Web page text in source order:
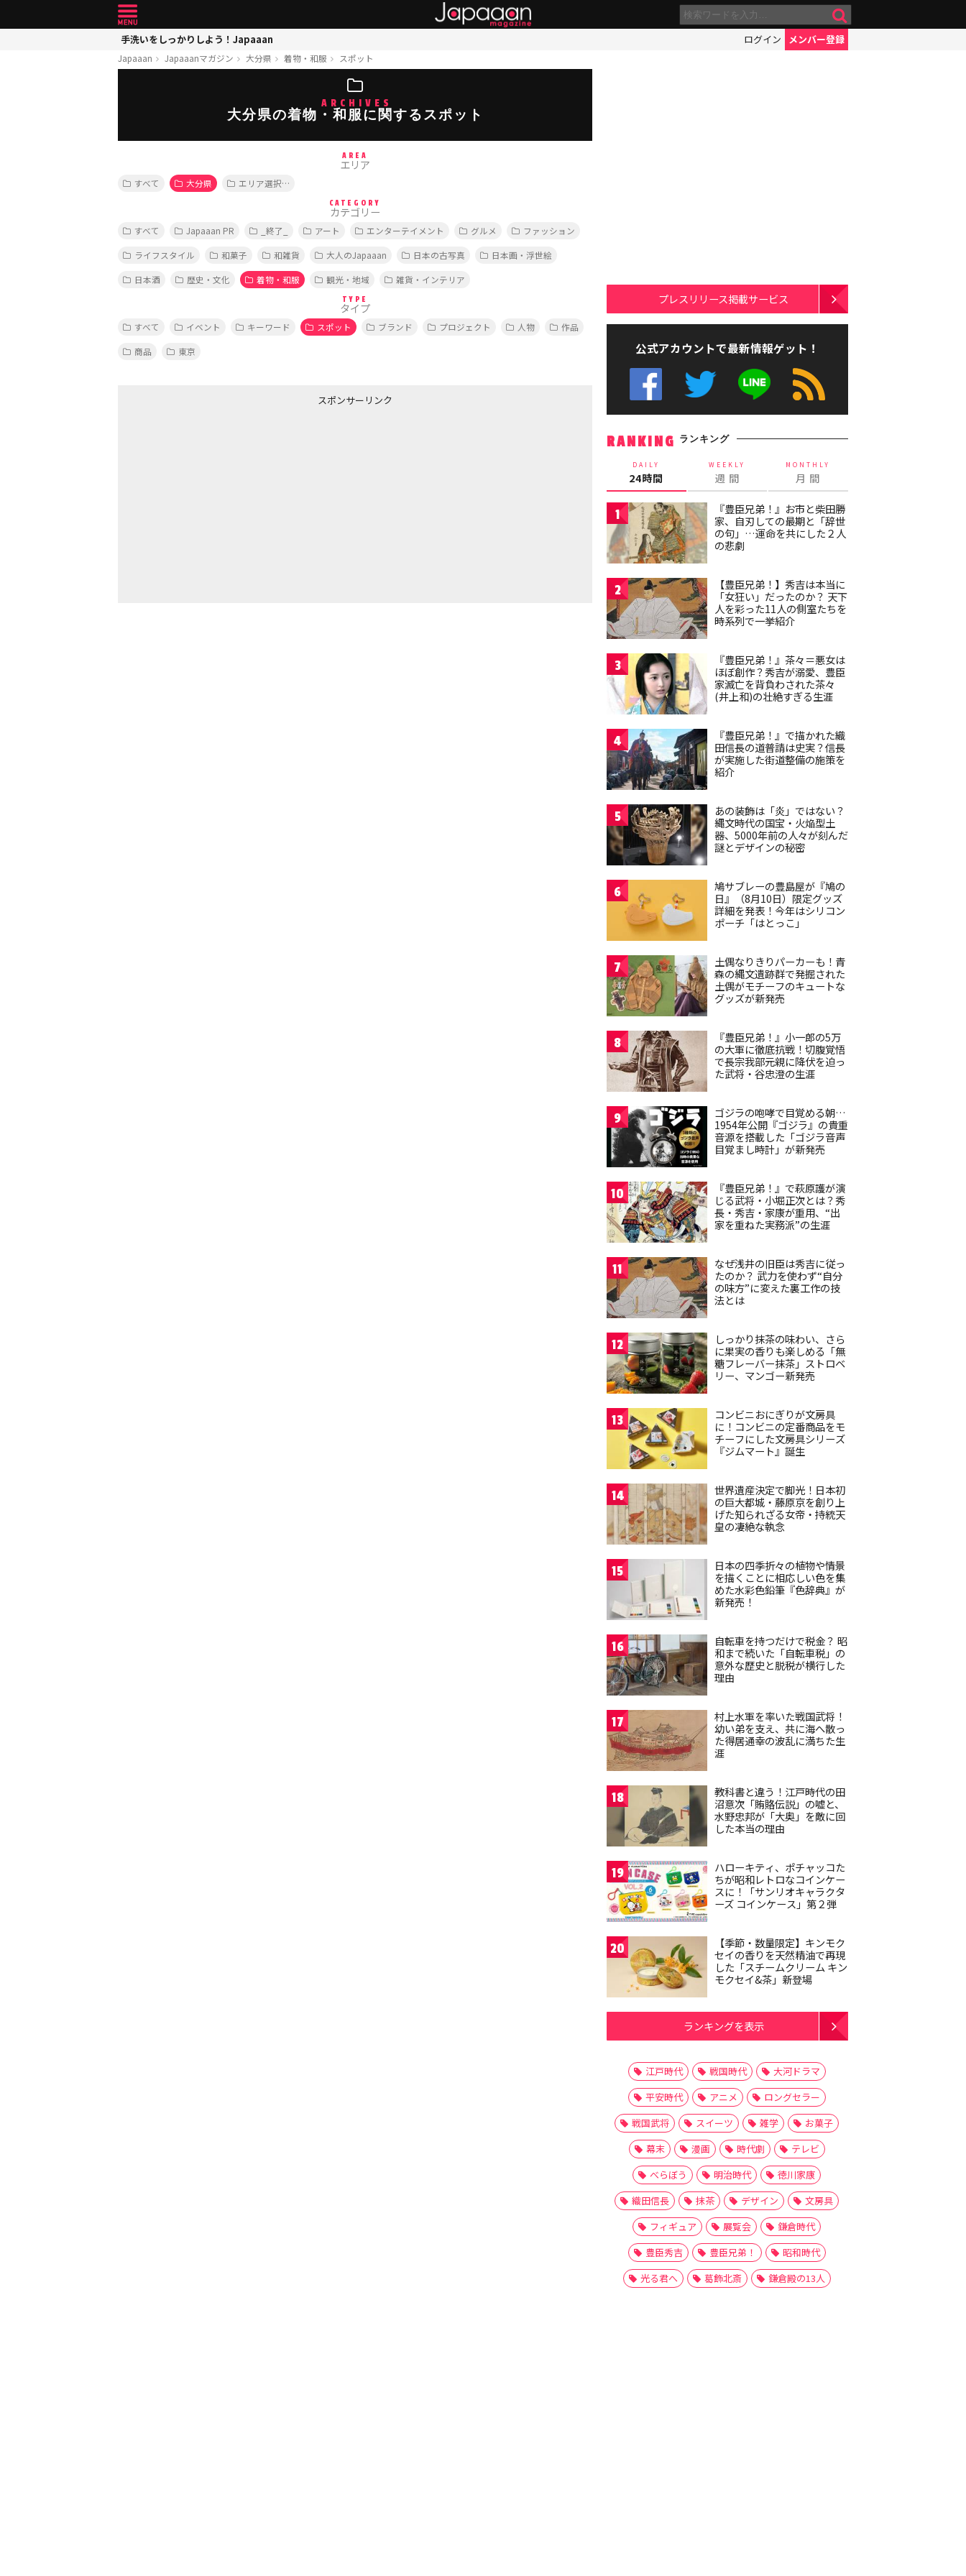
手洗いをしっかりしよう！Japaaan ログイン メンバー登録
Japaaan Japaaanマガジン 大分県 着物・和服 スポット
ARCHIVES
大分県の着物・和服に関するスポット
AREA
エリア
すべて 大分県 エリア選択…
CATEGORY
カテゴリー
すべて Japaaan PR _終了_ アート エンターテイメント グルメ
ファッション
ライフスタイル
和菓子 和雑貨 大人のJapaaan 日本の古写真
日本画・浮世絵
日本酒
歴史・文化 着物・和服 観光・地域 雑貨・インテリア
TYPE
タイプ
すべて イベント キーワード スポット ブランド プロジェクト 人物
作品
商品
東京
スポンサーリンク
プレスリリース掲載サービス
公式アカウントで最新情報ゲット！
RANKING ランキング
DAILY
24時間
WEEKLY
週 間
MONTHLY
月 間
1
『豊臣兄弟！』お市と柴田勝
家、自刃しての最期と「辞世
の句」…運命を共にした２人
の悲劇
2
【豊臣兄弟！】秀吉は本当に
「女狂い」だったのか？ 天下
人を彩った11人の側室たちを
時系列で一挙紹介
3
『豊臣兄弟！』茶々＝悪女は
ほぼ創作？秀吉が溺愛、豊臣
家滅亡を背負わされた茶々
(井上和)の壮絶すぎる生涯
4
『豊臣兄弟！』で描かれた織
田信長の道普請は史実？信長
が実施した街道整備の施策を
紹介
5
あの装飾は「炎」ではない？
縄文時代の国宝・火焔型土
器、5000年前の人々が刻んだ
謎とデザインの秘密
6
鳩サブレーの豊島屋が『鳩の
日』（8月10日）限定グッズ
詳細を発表！今年はシリコン
ポーチ「はとっこ」
7
土偶なりきりパーカーも！青
森の縄文遺跡群で発掘された
土偶がモチーフのキュートな
グッズが新発売
8
『豊臣兄弟！』小一郎の5万
の大軍に徹底抗戦！切腹覚悟
で長宗我部元親に降伏を迫っ
た武将・谷忠澄の生涯
9
ゴジラの咆哮で目覚める朝…
1954年公開『ゴジラ』の貴重
音源を搭載した「ゴジラ音声
目覚まし時計」が新発売
10
『豊臣兄弟！』で萩原護が演
じる武将・小堀正次とは？秀
長・秀吉・家康が重用、“出
家を重ねた実務派”の生涯
11
なぜ浅井の旧臣は秀吉に従っ
たのか？ 武力を使わず“自分
の味方”に変えた裏工作の技
法とは
12
しっかり抹茶の味わい、さら
に果実の香りも楽しめる「無
糖フレーバー抹茶」ストロベ
リー、マンゴー新発売
13
コンビニおにぎりが文房具
に！コンビニの定番商品をモ
チーフにした文房具シリーズ
『ジムマート』誕生
14
世界遺産決定で脚光！日本初
の巨大都城・藤原京を創り上
げた知られざる女帝・持統天
皇の凄絶な執念
15
日本の四季折々の植物や情景
を描くことに相応しい色を集
めた水彩色鉛筆『色辞典』が
新発売！
16
自転車を持つだけで税金？ 昭
和まで続いた「自転車税」の
意外な歴史と脱税が横行した
理由
17
村上水軍を率いた戦国武将！
幼い弟を支え、共に海へ散っ
た得居通幸の波乱に満ちた生
涯
18
教科書と違う！江戸時代の田
沼意次「賄賂伝説」の嘘と、
水野忠邦が「大奥」を敵に回
した本当の理由
19
ハローキティ、ポチャッコた
ちが昭和レトロなコインケー
スに！「サンリオキャラクタ
ーズ コインケース」第２弾
20
【季節・数量限定】キンモク
セイの香りを天然精油で再現
した「スチームクリーム キン
モクセイ&茶」新登場
ランキングを表示
江戸時代 戦国時代
大河ドラマ
平安時代
アニメ
ロングセラー
戦国武将
スイーツ 雑学
お菓子
幕末
漫画 時代劇
テレビ
べらぼう
明治時代
徳川家康
織田信長
抹茶 デザイン
文房具
フィギュア
展覧会
鎌倉時代
豊臣秀吉
豊臣兄弟！
昭和時代
光る君へ
葛飾北斎 鎌倉殿の13人